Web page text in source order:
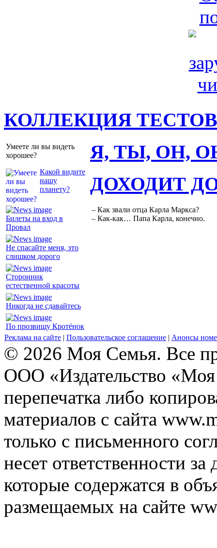
КОЛЛЕКЦИЯ ТЕСТОВ
Умеете ли вы видеть
хорошее?
Какой видите
нашу
планету?
Я, ТЫ, ОН,
Билеты на вход в
Провал
Не спасайте меня, это
слишком дорого
Сторонник
естественной красоты
Никогда не сдавайтесь
По прозвищу Кротёнок
ДОХОДИТ
– Как звали отца Карла Маркса?
– Как-как… Папа Карла, конечно.
Реклама на сайте | Пользовательское соглашение | Анонсы
© 2026 Моя Семья. Все
ООО «Издательство
перепечатка либо
материалов с сайта
только с письменного
несет ответственности
которые содержатся в
размещаемых на сайте